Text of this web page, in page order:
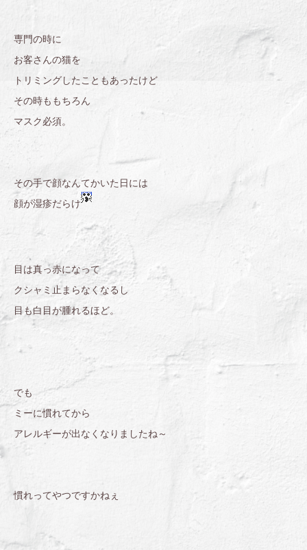
専門の時に
お客さんの猫を
トリミングしたこともあったけど
その時ももちろん
マスク必須。
その手で顔なんてかいた日には
顔が湿疹だらけ
目は真っ赤になって
クシャミ止まらなくなるし
目も白目が腫れるほど。
でも
ミーに慣れてから
アレルギーが出なくなりましたね～
慣れってやつですかねぇ